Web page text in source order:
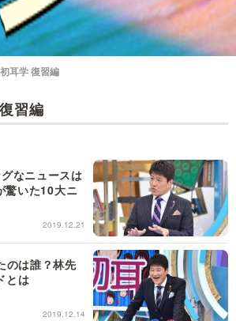
に、
！
池上彰のニュース解説が
読める！「生！池上彰×山
里亮太」
耳学 復習編
習編
なニュースは
驚いた10大ニ
2019.12.21
のは誰？林先
とは
2019.12.14